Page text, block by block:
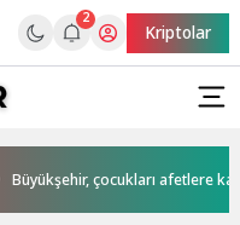
2
Kriptolar
çocukları afetlere